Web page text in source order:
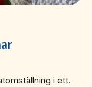
i ett.